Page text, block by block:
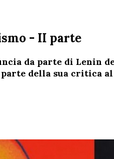
- II parte
da parte di Lenin
della sua critica